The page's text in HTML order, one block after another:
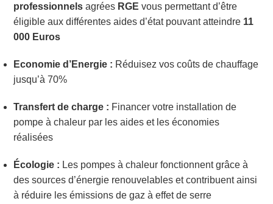
professionnels agrées RGE vous permettant d’être
éligible aux différentes aides d’état pouvant atteindre 11
000 Euros
Economie d’Energie : Réduisez vos coûts de chauffage
jusqu’à 70%
Transfert de charge : Financer votre installation de
pompe à chaleur par les aides et les économies
réalisées
Écologie : Les pompes à chaleur fonctionnent grâce à
des sources d’énergie renouvelables et contribuent ainsi
à réduire les émissions de gaz à effet de serre